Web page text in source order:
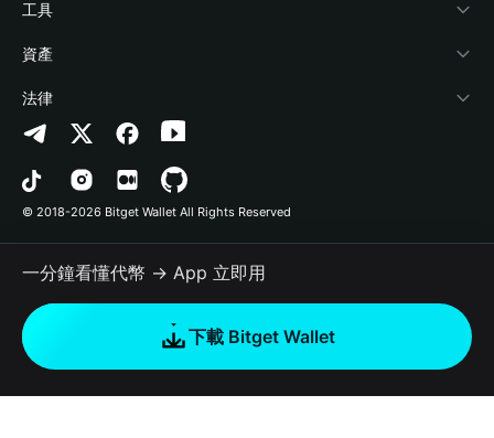
加密資訊
幫助中心
‌聯繫我們
品牌資源
工作機會
Payfi Crypto
Crypto Swap API
Altcoin Season Index
Prediction Markets
DApp
RWA
如何購買加密貨幣
連接錢包
Bitget Wallet Pay
合作上架
風險保障基金
安全防護技術
工具
快捷買幣
授權檢測
合約檢測
批次轉帳
資產
Arbitrum
Avalanche
Bitcoin
Polygon
法律
隱私協議
用戶使用協議
© 2018-2026 Bitget Wallet All Rights Reserved
一分鐘看懂代幣 → App 立即用
下載 Bitget Wallet